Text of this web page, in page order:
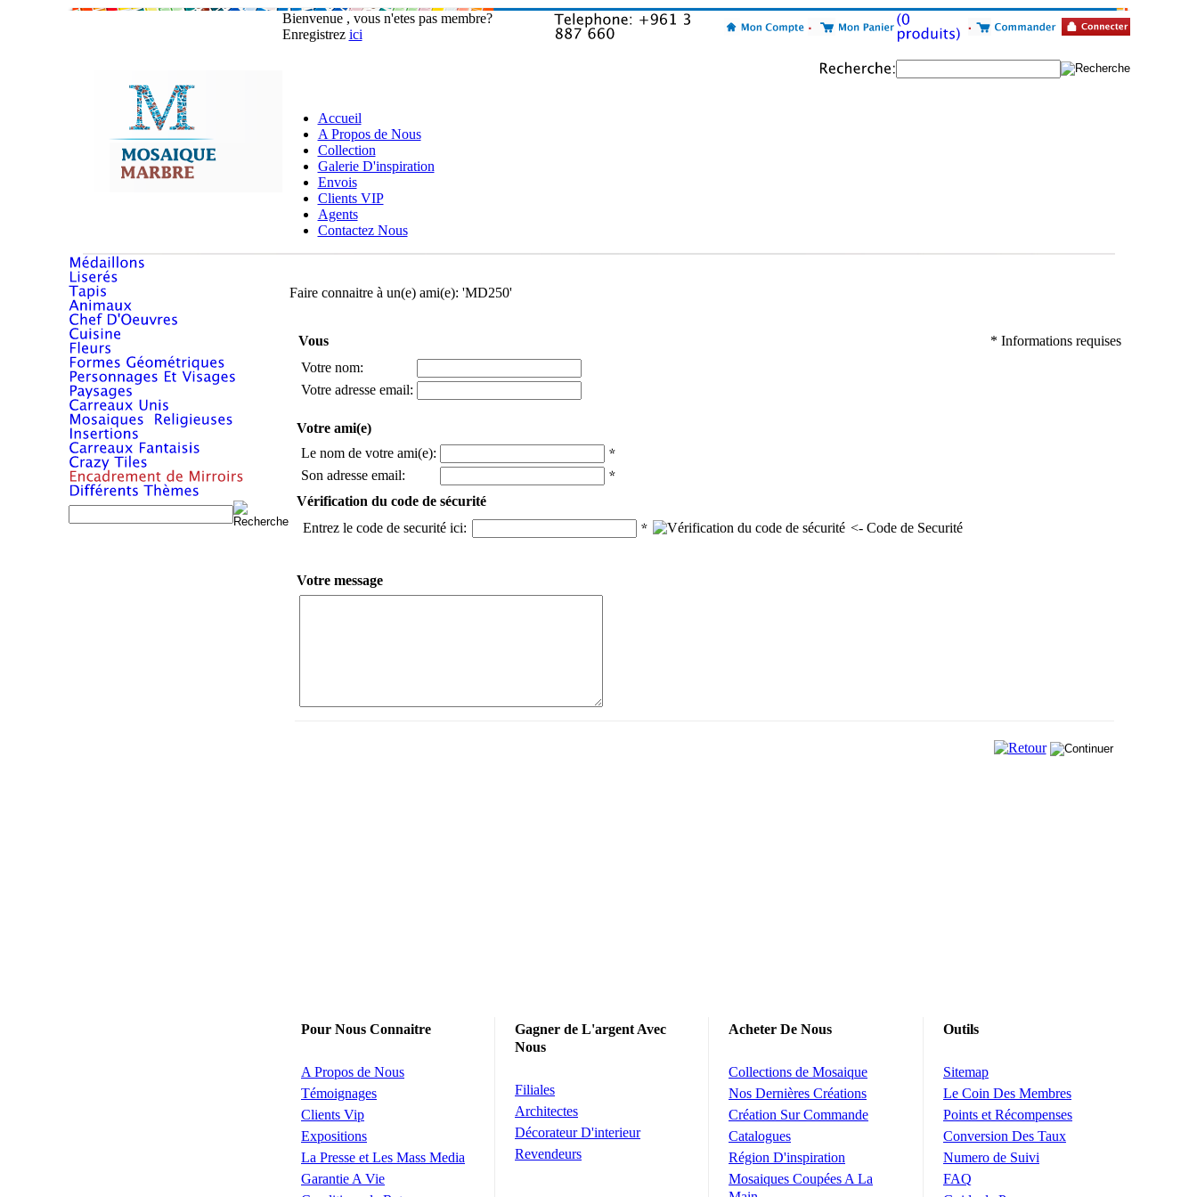
Bienvenue , vous n'etes pas membre?
Enregistrez ici
Accueil
A Propos de Nous
Collection
Galerie D'inspiration
Envois
Clients VIP
Agents
Contactez Nous
Faire connaitre à un(e) ami(e): 'MD250'
Vous
* Informations requises
Votre nom:
Votre adresse email:
Votre ami(e)
Le nom de votre ami(e):
Son adresse email:
Vérification du code de sécurité
Entrez le code de securité ici:
<- Code de Securité
Votre message
Pour Nous Connaitre
A Propos de Nous
Témoignages
Clients Vip
Expositions
La Presse et Les Mass Media
Garantie A Vie
Gagner de L'argent Avec
Nous
Filiales
Architectes
Décorateur D'interieur
Revendeurs
Acheter De Nous
Collections de Mosaique
Nos Dernières Créations
Création Sur Commande
Catalogues
Région D'inspiration
Mosaiques Coupées A La
Outils
Sitemap
Le Coin Des Membres
Points et Récompenses
Conversion Des Taux
Numero de Suivi
FAQ